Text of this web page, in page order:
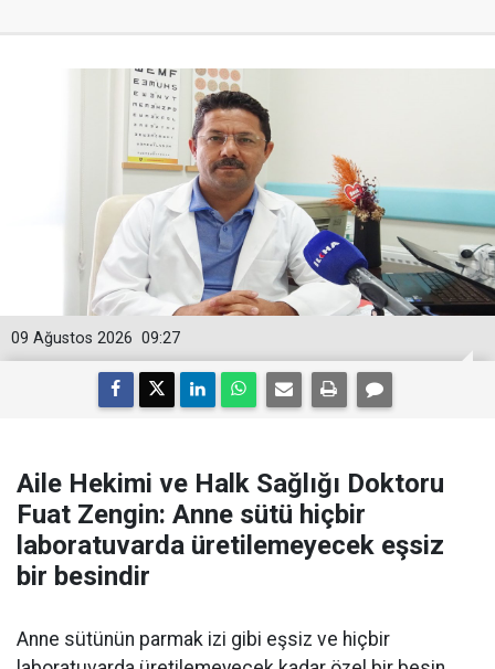
09:27
09 Ağustos 2026
Aile Hekimi ve Halk Sağlığı Doktoru
Fuat Zengin: Anne sütü hiçbir
laboratuvarda üretilemeyecek eşsiz
bir besindir
Anne sütünün parmak izi gibi eşsiz ve hiçbir